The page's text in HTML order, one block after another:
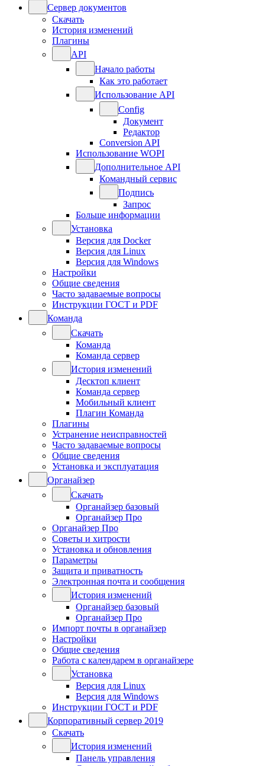
Сервер документов
Скачать
История изменений
Плагины
API
Начало работы
Как это работает
Использование API
Config
Документ
Редактор
Conversion API
Использование WOPI
Дополнительное API
Командный сервис
Подпись
Запрос
Больше информации
Установка
Версия для Docker
Версия для Linux
Версия для Windows
Настройки
Общие сведения
Часто задаваемые вопросы
Инструкции ГОСТ и PDF
Команда
Скачать
Команда
Команда сервер
История изменений
Десктоп клиент
Команда сервер
Мобильный клиент
Плагин Команда
Плагины
Устранение неисправностей
Часто задаваемые вопросы
Общие сведения
Установка и эксплуатация
Органайзер
Скачать
Органайзер базовый
Органайзер Про
Органайзер Про
Советы и хитрости
Установка и обновления
Параметры
Защита и приватность
Электронная почта и сообщения
История изменений
Органайзер базовый
Органайзер Про
Импорт почты в органайзер
Настройки
Общие сведения
Работа с календарем в органайзере
Установка
Версия для Linux
Версия для Windows
Инструкции ГОСТ и PDF
Корпоративный сервер 2019
Скачать
История изменений
Панель управления